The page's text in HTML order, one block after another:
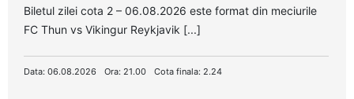
Biletul zilei cota 2 – 06.08.2026 este format din meciurile
FC Thun vs Vikingur Reykjavik [...]
Data: 06.08.2026 Ora: 21.00 Cota finala: 2.24